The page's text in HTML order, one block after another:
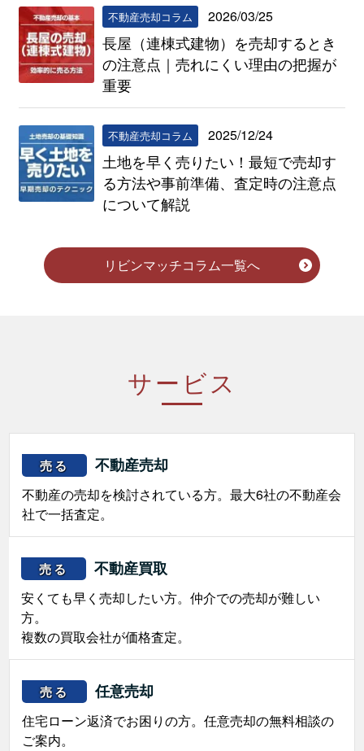
不動産売却コラム 2026/03/25
長屋（連棟式建物）を売却するとき
の注意点｜売れにくい理由の把握が
重要
不動産売却コラム 2025/12/24
土地を早く売りたい！最短で売却す
る方法や事前準備、査定時の注意点
について解説
リビンマッチコラム一覧へ
サービス
売る 不動産売却
不動産の売却を検討されている方。最大6社の不動産会
社で一括査定。
売る 不動産買取
安くても早く売却したい方。仲介での売却が難しい
方。
複数の買取会社が価格査定。
売る 任意売却
住宅ローン返済でお困りの方。任意売却の無料相談の
ご案内。